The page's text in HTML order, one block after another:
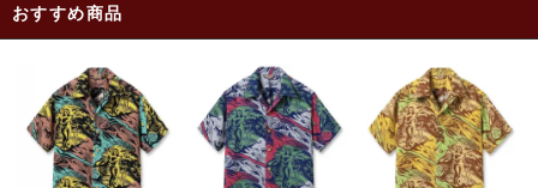
おすすめ商品